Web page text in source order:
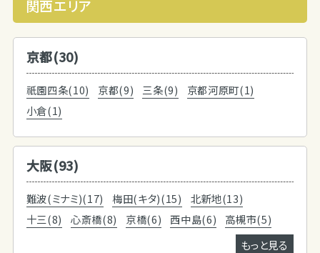
関西エリア
京都(30)
祇園四条(10) 京都(9) 三条(9)
京都河原町(1)
小倉(1)
大阪(93)
難波(ミナミ)(17) 梅田(キタ)(15)
北新地(13)
十三(8)
心斎橋(8) 京橋(6) 西中島(6)
高槻市(5)
もっと見る